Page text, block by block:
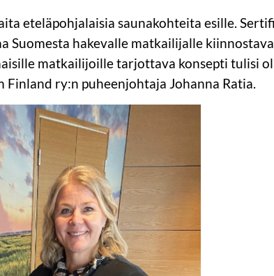
eteläpohjalaisia saunakohteita esille.
Suomesta hakevalle matkailijalle
matkailijoille tarjottava konsepti tulisi
Finland ry:n puheenjohtaja Johanna Ratia.